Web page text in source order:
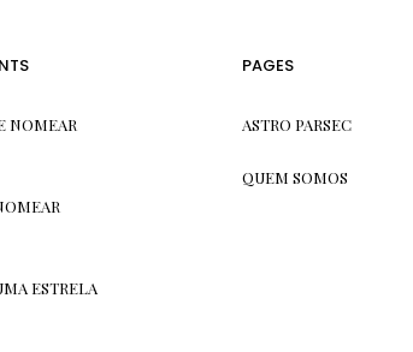
NOMEAR
ESTRELA
PAGES
ASTRO PARSEC
QUEM SOMOS